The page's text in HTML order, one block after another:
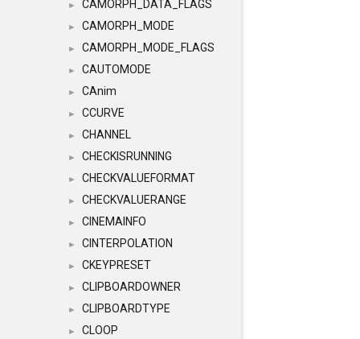
► CAMORPH_DATA_FLAGS
► CAMORPH_MODE
► CAMORPH_MODE_FLAGS
► CAUTOMODE
► CAnim
► CCURVE
► CHANNEL
► CHECKISRUNNING
► CHECKVALUEFORMAT
► CHECKVALUERANGE
► CINEMAINFO
► CINTERPOLATION
► CKEYPRESET
► CLIPBOARDOWNER
► CLIPBOARDTYPE
► CLOOP